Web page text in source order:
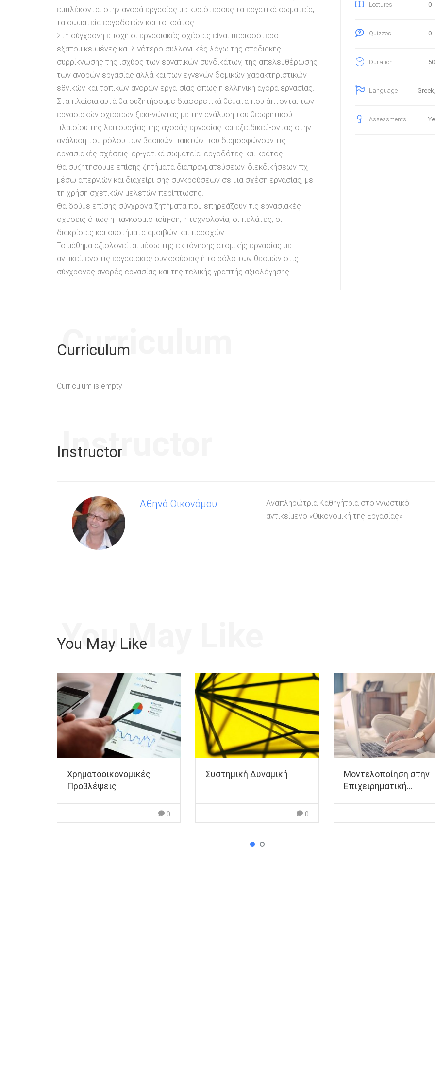
εμπλέκονται στην αγορά εργασίας με κυριότερους τα εργατικά σωματεία,
τα σωματεία εργοδοτών και το κράτος.
Στη σύγχρονη εποχή οι εργασιακές σχέσεις είναι περισσότερο
εξατομικευμένες και λιγότερο συλλογι-κές λόγω της σταδιακής
συρρίκνωσης της ισχύος των εργατικών συνδικάτων, της απελευθέρωσης
των αγορών εργασίας αλλά και των εγγενών δομικών χαρακτηριστικών
εθνικών και τοπικών αγορών εργα-σίας όπως η ελληνική αγορά εργασίας.
Στα πλαίσια αυτά θα συζητήσουμε διαφορετικά θέματα που άπτονται των
εργασιακών σχέσεων ξεκι-νώντας με την ανάλυση του θεωρητικού
πλαισίου της λειτουργίας της αγοράς εργασίας και εξειδικεύ-οντας στην
ανάλυση του ρόλου των βασικών παικτών που διαμορφώνουν τις
εργασιακές σχέσεις: ερ-γατικά σωματεία, εργοδότες και κράτος.
Θα συζητήσουμε επίσης ζητήματα διαπραγματεύσεων, διεκδικήσεων πχ
μέσω απεργιών και διαχείρι-σης συγκρούσεων σε μια σχέση εργασίας, με
τη χρήση σχετικών μελετών περίπτωσης.
Θα δούμε επίσης σύγχρονα ζητήματα που επηρεάζουν τις εργασιακές
σχέσεις όπως η παγκοσμιοποίη-ση, η τεχνολογία, οι πελάτες, οι
διακρίσεις και συστήματα αμοιβών και παροχών.
Το μάθημα αξιολογείται μέσω της εκπόνησης ατομικής εργασίας με
αντικείμενο τις εργασιακές συγκρούσεις ή το ρόλο των θεσμών στις
σύγχρονες αγορές εργασίας και της τελικής γραπτής αξιολόγησης.
Lectures 0
Quizzes 0
Duration
Language
Assessments
Curriculum
Curriculum
Curriculum is empty
Instructor
Instructor
Αθηνά Οικονόμου
Αναπληρώτρια Καθηγήτρια στο γνωστικό
αντικείμενο «Οικονομική της Εργασίας».
You May Like
You May Like
Χρηματοοικονομικές
Προβλέψεις
0
Συστημική Δυναμική
0
Μοντελοποίηση στην
Επιχειρηματική